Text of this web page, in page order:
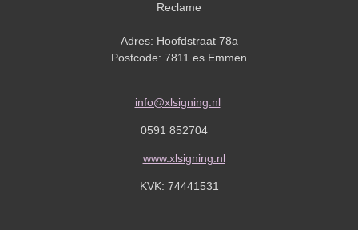
Reclame
Adres: Hoofdstraat 78a
Postcode: 7811 es Emmen
info@xlsigning.nl
0591 852704
www.xlsigning.nl
KVK: 74441531